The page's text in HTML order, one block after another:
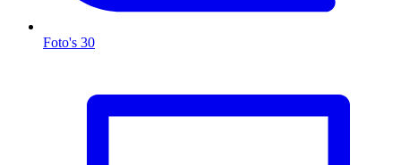
Foto's 30